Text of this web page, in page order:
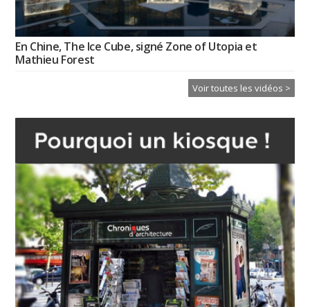
En Chine, The Ice Cube, signé Zone of Utopia et
Mathieu Forest
Voir toutes les vidéos >